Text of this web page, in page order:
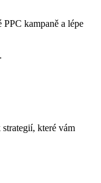
kampaně a lépe
které vám